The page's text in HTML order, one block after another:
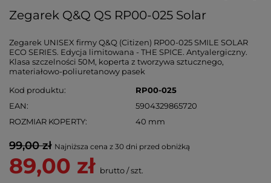
Zegarek Q&Q QS RP00-025 Solar
Zegarek UNISEX firmy Q&Q (Citizen) RP00-025 SMILE SOLAR
ECO SERIES. Edycja limitowana - THE SPICE. Antyalergiczny.
Klasa szczelności 50M, koperta z tworzywa sztucznego,
materiałowo-poliuretanowy pasek
Kod produktu
RP00-025
EAN
5904329865720
ROZMIAR KOPERTY
40 mm
99,00 zł Najniższa cena z 30 dni przed obniżką
89,00 zł brutto/szt.